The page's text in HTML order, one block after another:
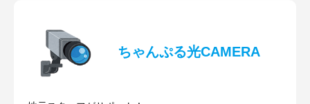
ちゃんぷる光CAMERA